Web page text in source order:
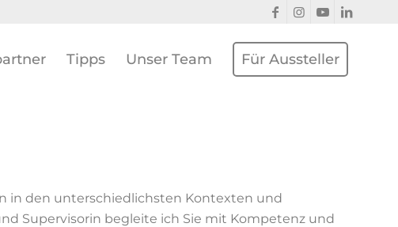
Tipps Unser Team Für Aussteller
in den unterschiedlichsten Kontexten und
Supervisorin begleite ich Sie mit Kompetenz und